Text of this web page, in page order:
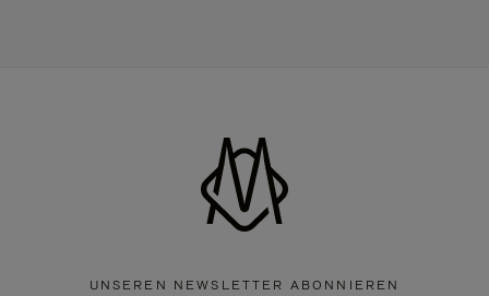
UNSEREN NEWSLETTER ABONNIEREN